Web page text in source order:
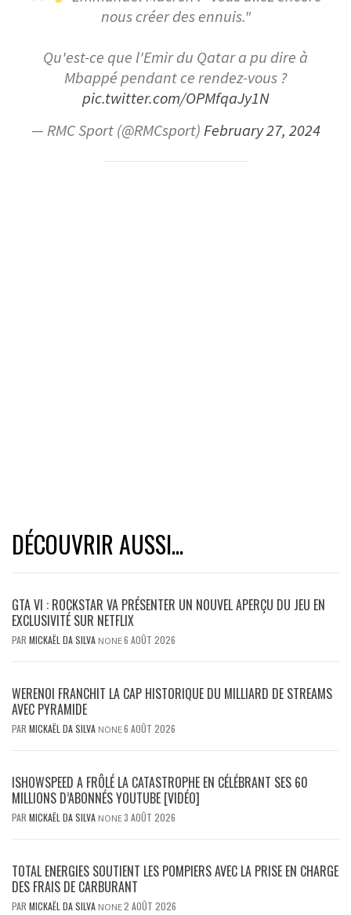
nous créer des ennuis."
Qu'est-ce que l'Emir du Qatar a pu dire à
Mbappé pendant ce rendez-vous ?
pic.twitter.com/OPMfqaJy1N
— RMC Sport (@RMCsport)February 27, 2024
DÉCOUVRIR AUSSI...
GTA VI : ROCKSTAR VA PRÉSENTER UN NOUVEL APERÇU DU JEU EN
EXCLUSIVITÉ SUR NETFLIX
PAR MICKAËL DA SILVA NONE6 AOÛT 2026
WERENOI FRANCHIT LA CAP HISTORIQUE DU MILLIARD DE STREAMS
AVEC PYRAMIDE
PAR MICKAËL DA SILVA NONE6 AOÛT 2026
ISHOWSPEED A FRÔLÉ LA CATASTROPHE EN CÉLÉBRANT SES 60
MILLIONS D’ABONNÉS YOUTUBE [VIDÉO]
PAR MICKAËL DA SILVA NONE3 AOÛT 2026
TOTAL ENERGIES SOUTIENT LES POMPIERS AVEC LA PRISE EN CHARGE
DES FRAIS DE CARBURANT
PAR MICKAËL DA SILVA NONE2 AOÛT 2026